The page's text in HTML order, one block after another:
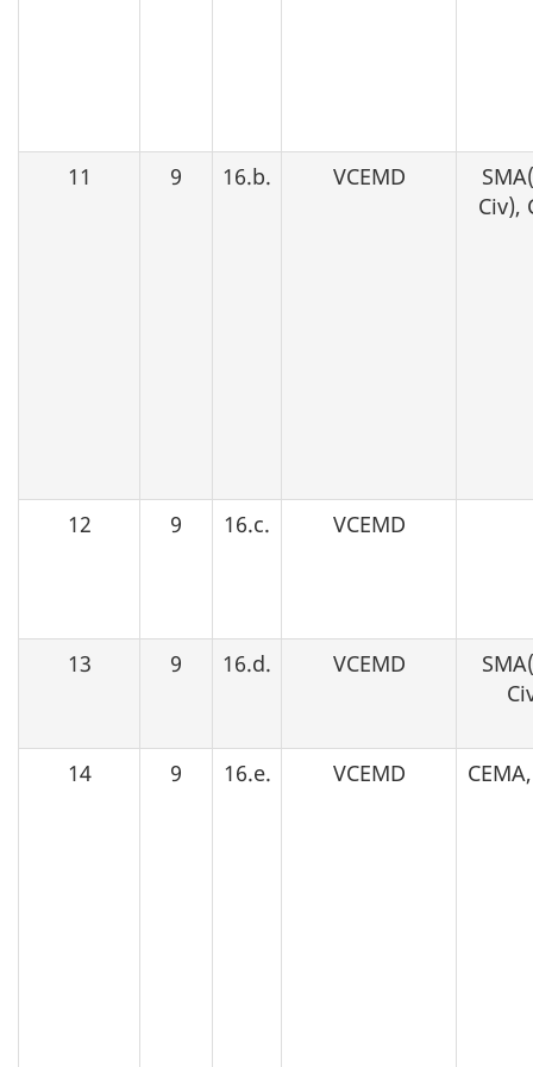
11 9 16.b. VCEMD
Civ),
12 9 16.c. VCEMD
13 9 16.d. VCEMD
14 9 16.e. VCEMD